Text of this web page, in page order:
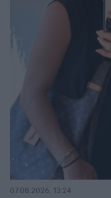
07.08.2026, 13:24